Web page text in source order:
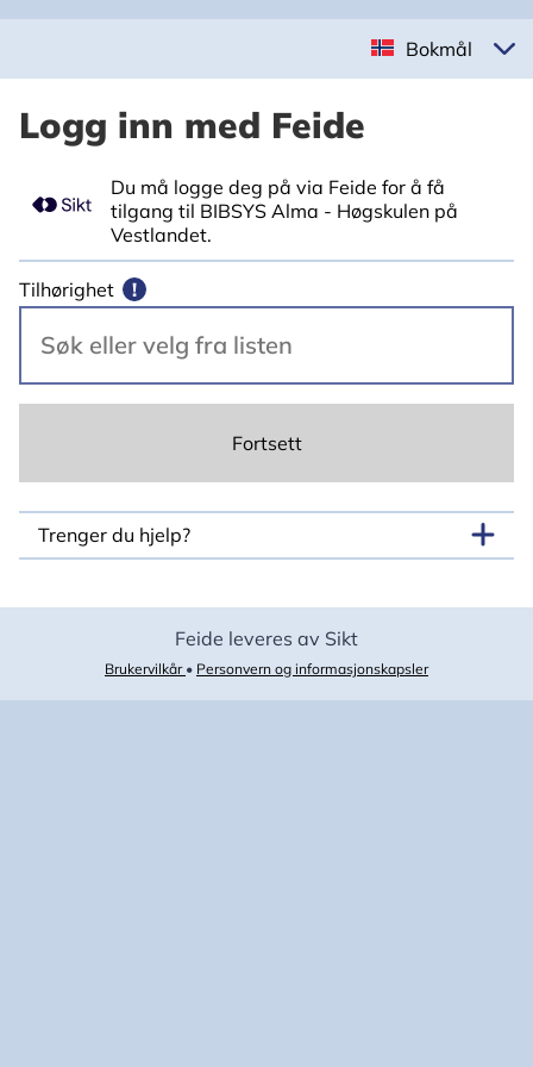
Bokmål
Logg inn med Feide
Du må logge deg på via Feide for å få
tilgang til BIBSYS Alma - Høgskulen på
Vestlandet.
Tilhørighet !
Fortsett
Trenger du hjelp?
Feide leveres av Sikt
Brukervilkår • Personvern og informasjonskapsler